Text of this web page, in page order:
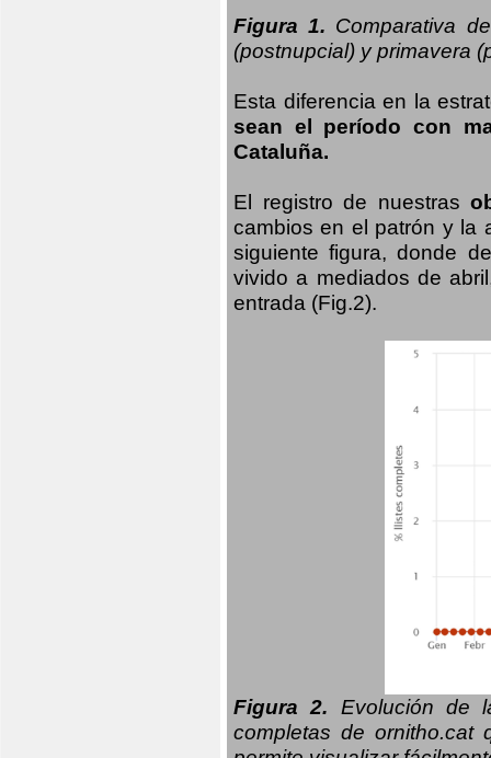
Figura 1. Comparativa
(postnupcial) y primavera
Esta diferencia en la
sean el período con
Cataluña.
El registro de nuestras
cambios en el patrón y la
siguiente figura, donde
vivido a mediados de
entrada (Fig.2).
Figura 2. Evolución de
completas de